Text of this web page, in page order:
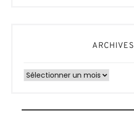
ARCHIVES
Archives